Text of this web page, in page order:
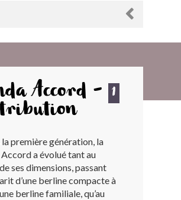
CONTRIBUTEURS
Accord - 1
la première génération, la
a évolué tant au
ses dimensions, passant
d’une berline compacte à
berline familiale, qu’au